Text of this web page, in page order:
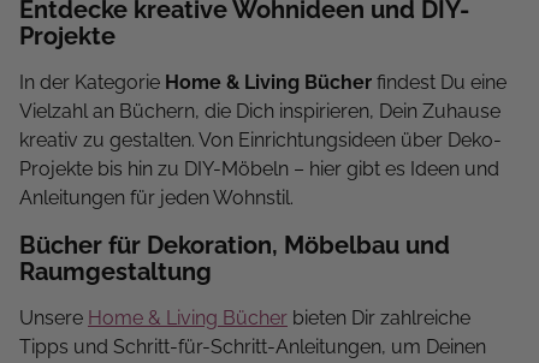
Entdecke kreative Wohnideen und DIY-
Projekte
In der Kategorie Home & Living Bücher findest Du eine
Vielzahl an Büchern, die Dich inspirieren, Dein Zuhause
kreativ zu gestalten. Von Einrichtungsideen über Deko-
Projekte bis hin zu DIY-Möbeln – hier gibt es Ideen und
Anleitungen für jeden Wohnstil.
Bücher für Dekoration, Möbelbau und
Raumgestaltung
Unsere Home & Living Bücher bieten Dir zahlreiche
Tipps und Schritt-für-Schritt-Anleitungen, um Deinen